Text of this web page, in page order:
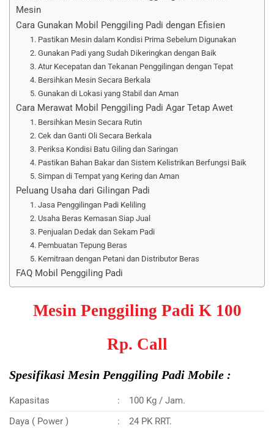
Mesin
Cara Gunakan Mobil Penggiling Padi dengan Efisien
1. Pastikan Mesin dalam Kondisi Prima Sebelum Digunakan
2. Gunakan Padi yang Sudah Dikeringkan dengan Baik
3. Atur Kecepatan dan Tekanan Penggilingan dengan Tepat
4. Bersihkan Mesin Secara Berkala
5. Gunakan di Lokasi yang Stabil dan Aman
Cara Merawat Mobil Penggiling Padi Agar Tetap Awet
1. Bersihkan Mesin Secara Rutin
2. Cek dan Ganti Oli Secara Berkala
3. Periksa Kondisi Batu Giling dan Saringan
4. Pastikan Bahan Bakar dan Sistem Kelistrikan Berfungsi Baik
5. Simpan di Tempat yang Kering dan Aman
Peluang Usaha dari Gilingan Padi
1. Jasa Penggilingan Padi Keliling
2. Usaha Beras Kemasan Siap Jual
3. Penjualan Dedak dan Sekam Padi
4. Pembuatan Tepung Beras
5. Kemitraan dengan Petani dan Distributor Beras
FAQ Mobil Penggiling Padi
Mesin Penggiling Padi K 100
Rp. Call
Spesifikasi Mesin Penggiling Padi Mobile :
Kapasitas :
100 Kg / Jam.
Daya ( Power )
: 24 PK RRT.